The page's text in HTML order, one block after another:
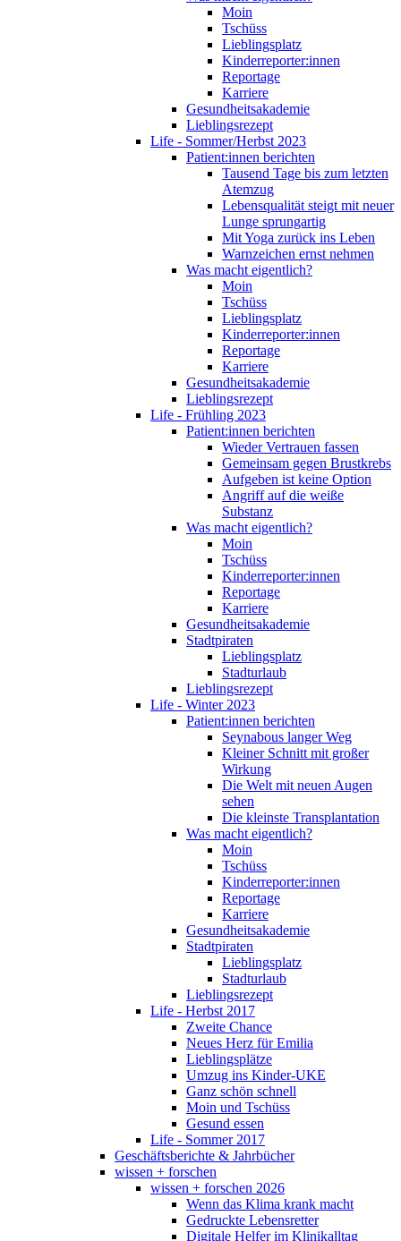
Moin
Tschüss
Lieblingsplatz
Kinderreporter:innen
Reportage
Karriere
Gesundheitsakademie
Lieblingsrezept
Life - Sommer/Herbst 2023
Patient:innen berichten
Tausend Tage bis zum letzten
Atemzug
Lebensqualität steigt mit neuer
Lunge sprungartig
Mit Yoga zurück ins Leben
Warnzeichen ernst nehmen
Was macht eigentlich?
Moin
Tschüss
Lieblingsplatz
Kinderreporter:innen
Reportage
Karriere
Gesundheitsakademie
Lieblingsrezept
Life - Frühling 2023
Patient:innen berichten
Wieder Vertrauen fassen
Gemeinsam gegen Brustkrebs
Aufgeben ist keine Option
Angriff auf die weiße
Substanz
Was macht eigentlich?
Moin
Tschüss
Kinderreporter:innen
Reportage
Karriere
Gesundheitsakademie
Stadtpiraten
Lieblingsplatz
Stadturlaub
Lieblingsrezept
Life - Winter 2023
Patient:innen berichten
Seynabous langer Weg
Kleiner Schnitt mit großer
Wirkung
Die Welt mit neuen Augen
sehen
Die kleinste Transplantation
Was macht eigentlich?
Moin
Tschüss
Kinderreporter:innen
Reportage
Karriere
Gesundheitsakademie
Stadtpiraten
Lieblingsplatz
Stadturlaub
Lieblingsrezept
Life - Herbst 2017
Zweite Chance
Neues Herz für Emilia
Lieblingsplätze
Umzug ins Kinder-UKE
Ganz schön schnell
Moin und Tschüss
Gesund essen
Life - Sommer 2017
Geschäftsberichte & Jahrbücher
wissen + forschen
wissen + forschen 2026
Wenn das Klima krank macht
Gedruckte Lebensretter
Digitale Helfer im Klinikalltag